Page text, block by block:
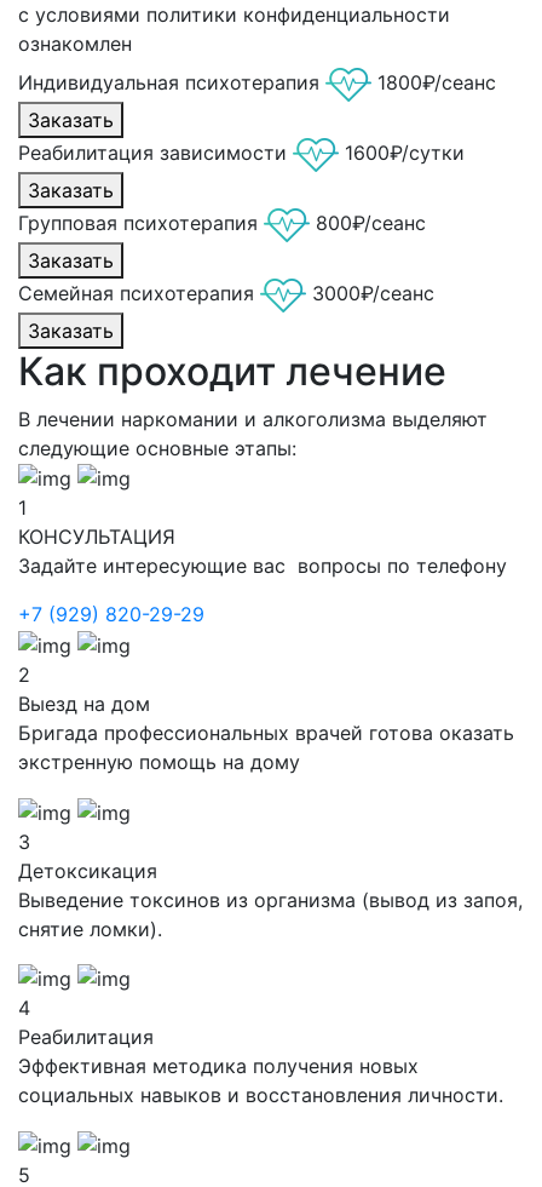
с условиями политики конфиденциальности
ознакомлен
Индивидуальная психотерапия
1800₽/сеанс
Заказать
Реабилитация зависимости
1600₽/сутки
Заказать
Групповая психотерапия
800₽/сеанс
Заказать
Семейная психотерапия
3000₽/сеанс
Заказать
Как проходит лечение
В лечении наркомании и алкоголизма выделяют
следующие основные этапы:
1
КОНСУЛЬТАЦИЯ
Задайте интересующие вас вопросы по телефону
+7 (929) 820-29-29
2
Выезд на дом
Бригада профессиональных врачей готова оказать
экстренную помощь на дому
3
Детоксикация
Выведение токсинов из организма (вывод из запоя,
снятие ломки).
4
Реабилитация
Эффективная методика получения новых
социальных навыков и восстановления личности.
5